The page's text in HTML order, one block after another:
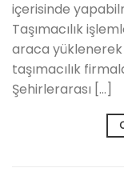
içerisinde
Taşımacılık
araca
taşımacılık
Şehirlerarası […]